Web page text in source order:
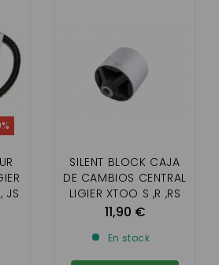
JS
SILENT BLOCK CAJA
DE CAMBIOS CENTRAL
LIGIER XTOO S ,R ,RS
,OPTIMAX , IXO ,
(MOTOR PROGRESS )
11,90 €
En stock